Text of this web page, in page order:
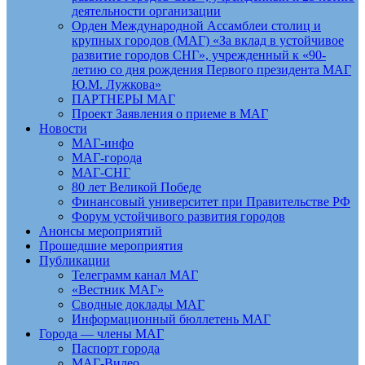
деятельности организации
Орден Международной Ассамблеи столиц и
крупных городов (МАГ) «За вклад в устойчивое
развитие городов СНГ», учрежденный к «90-
летию со дня рождения Первого президента МАГ
Ю.М. Лужкова»
ПАРТНЕРЫ МАГ
Проект Заявления о приеме в МАГ
Новости
МАГ-инфо
МАГ-города
МАГ-СНГ
80 лет Великой Победе
Финансовый университет при Правительстве РФ
Форум устойчивого развития городов
Анонсы мероприятий
Прошедшие мероприятия
Публикации
Телеграмм канал МАГ
«Вестник МАГ»
Сводные доклады МАГ
Информационный бюллетень МАГ
Города — члены МАГ
Паспорт города